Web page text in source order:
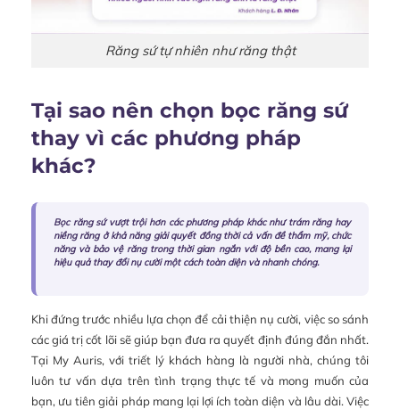
Răng sứ tự nhiên như răng thật
Tại sao nên chọn bọc răng sứ
thay vì các phương pháp
khác?
Bọc răng sứ vượt trội hơn các phương pháp khác như trám răng hay
niềng răng ở khả năng giải quyết đồng thời cả vấn đề thẩm mỹ, chức
năng và bảo vệ răng trong thời gian ngắn với độ bền cao, mang lại
hiệu quả thay đổi nụ cười một cách toàn diện và nhanh chóng.
Khi đứng trước nhiều lựa chọn để cải thiện nụ cười, việc so sánh
các giá trị cốt lõi sẽ giúp bạn đưa ra quyết định đúng đắn nhất.
Tại My Auris, với triết lý khách hàng là người nhà, chúng tôi
luôn tư vấn dựa trên tình trạng thực tế và mong muốn của
bạn, ưu tiên giải pháp mang lại lợi ích toàn diện và lâu dài. Việc